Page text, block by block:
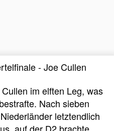
im elften Leg, was
Nach sieben
letztendlich